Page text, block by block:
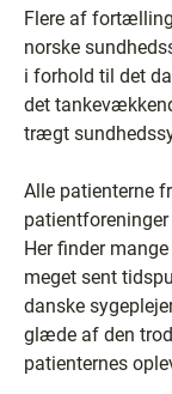
Flere af
norske
i forhold til det
det
trægt
Alle patienterne
Her finder
meget sent
danske
glæde af den
patienternes